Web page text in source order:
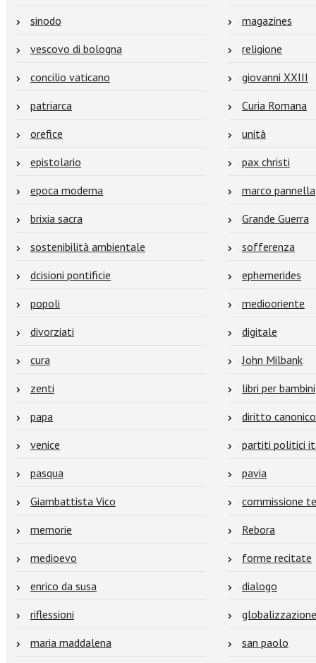
sinodo
magazines
vescovo di bologna
religione
concilio vaticano
giovanni XXIII
patriarca
Curia Romana
orefice
unità
epistolario
pax christi
epoca moderna
marco pannella
brixia sacra
Grande Guerra
sostenibilità ambientale
sofferenza
dcisioni pontificie
ephemerides
popoli
mediooriente
divorziati
digitale
cura
John Milbank
zenti
libri per bambini
papa
diritto canonico
venice
partiti politici
pasqua
pavia
Giambattista Vico
commissione
memorie
Rebora
medioevo
forme recitate
enrico da susa
dialogo
riflessioni
globalizzazione
maria maddalena
san paolo